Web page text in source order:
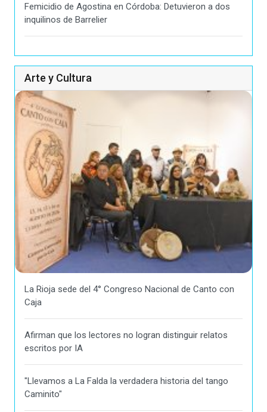
Femicidio de Agostina en Córdoba: Detuvieron a dos
inquilinos de Barrelier
Arte y Cultura
La Rioja sede del 4° Congreso Nacional de Canto con
Caja
Afirman que los lectores no logran distinguir relatos
escritos por IA
"Llevamos a La Falda la verdadera historia del tango
Caminito"